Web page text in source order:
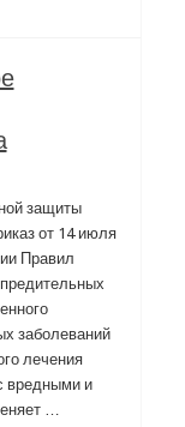
защиты
от 14 июля
Правил
заболеваний
лечения
вредными и
…